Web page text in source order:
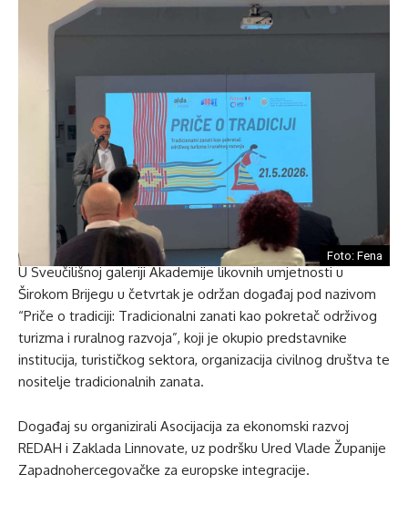
Foto: Fena
U Sveučilišnoj galeriji Akademije likovnih umjetnosti u
Širokom Brijegu u četvrtak je održan događaj pod nazivom
“Priče o tradiciji: Tradicionalni zanati kao pokretač održivog
turizma i ruralnog razvoja”, koji je okupio predstavnike
institucija, turističkog sektora, organizacija civilnog društva te
nositelje tradicionalnih zanata.
Događaj su organizirali Asocijacija za ekonomski razvoj
REDAH i Zaklada Linnovate, uz podršku Ured Vlade Županije
Zapadnohercegovačke za europske integracije.